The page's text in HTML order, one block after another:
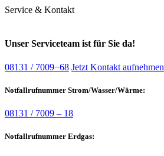
Service & Kontakt
Unser Serviceteam ist für Sie da!
08131 / 7009−68 Jetzt Kontakt aufnehmen
Notfallrufnummer Strom/Wasser/Wärme:
08131 / 7009 – 18
Notfallrufnummer Erdgas: